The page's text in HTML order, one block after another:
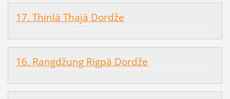
17. Thinlä Thajä Dordže
16. Rangdžung Rigpä Dordže